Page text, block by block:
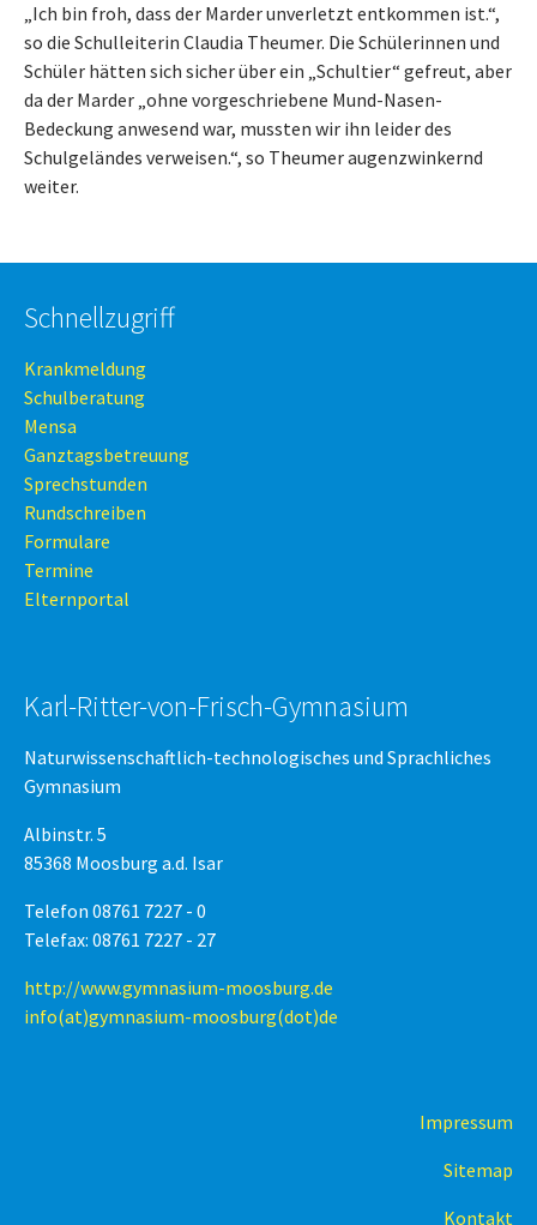
„Ich bin froh, dass der Marder unverletzt entkommen ist.“,
so die Schulleiterin Claudia Theumer. Die Schülerinnen und
Schüler hätten sich sicher über ein „Schultier“ gefreut, aber
da der Marder „ohne vorgeschriebene Mund-Nasen-
Bedeckung anwesend war, mussten wir ihn leider des
Schulgeländes verweisen.“, so Theumer augenzwinkernd
weiter.
Schnellzugriff
Krankmeldung
Schulberatung
Mensa
Ganztagsbetreuung
Sprechstunden
Rundschreiben
Formulare
Termine
Elternportal
Karl-Ritter-von-Frisch-Gymnasium
Naturwissenschaftlich-technologisches und Sprachliches
Gymnasium
Albinstr. 5
85368 Moosburg a.d. Isar
Telefon 08761 7227 - 0
Telefax: 08761 7227 - 27
http://www.gymnasium-moosburg.de
info(at)gymnasium-moosburg(dot)de
Impressum
Sitemap
Kontakt